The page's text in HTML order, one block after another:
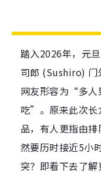
踏入2026年，元
司郎 (Sushiro) 门
网友形容为“多
吃”。原来此次长
品，有人更指由
然要历时接近5小
突？即看下去了